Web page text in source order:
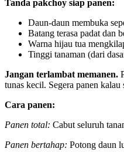
Tanda pakchoy siap panen:
Daun-daun membuka
Batang terasa padat dan
Warna hijau tua
Tinggi tanaman (dari
Jangan terlambat memanen.
tunas kecil. Segera panen
Cara panen:
Panen total: Cabut seluruh
Panen bertahap: Potong daun